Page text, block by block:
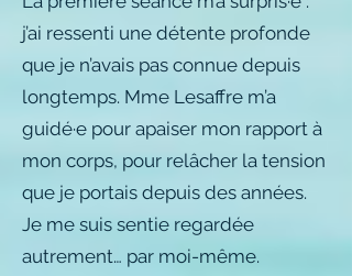
j’ai ressenti une détente profonde
que je n’avais pas connue depuis
longtemps. Mme Lesaffre m’a
guidé·e pour apaiser mon rapport à
mon corps, pour relâcher la tension
que je portais depuis des années.
Je me suis sentie regardée
autrement… par moi-même.